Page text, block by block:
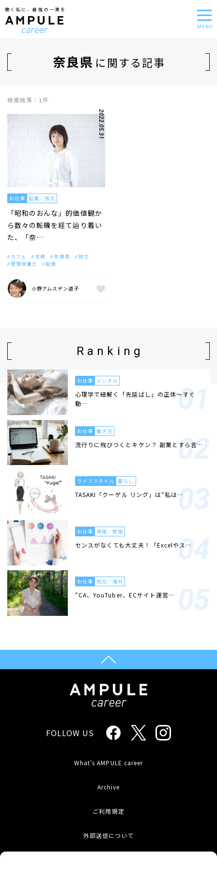
働く私に、最強の一滴を
MENU
奈良県 に関する記事
検索結果：1件
2022.05.31
お仕事 起業／独立
「昭和のおんな」的価値観か
ら数々の転機を経て辿り着い
た、「奈…
カフェ 主婦 奈良県
独立
管理栄養士
起業
小野アムスデン道子
Ranking
お仕事 メンタル
心理学で紐解く「先延ばし」の正体〜すぐ
動…
お仕事 働き方
流行りに飛びつくとキケン？ 副業とすら言…
ライフスタイル 暮らし
TASAKI「クーゲル リング」は“私は…
お仕事 資格／勉強
センスがなくても大丈夫！「Excelやス…
お仕事 地方／海外
“CA、YouTuber、ECサイト運営…
FOLLOW US
What's AMPULE career
Archive
ご利用規定
外部送信について